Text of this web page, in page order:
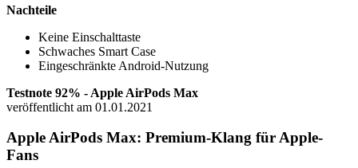
Nachteile
Keine Einschalttaste
Schwaches Smart Case
Eingeschränkte Android-Nutzung
Testnote 92% - Apple AirPods Max
veröffentlicht am 01.01.2021
Apple AirPods Max: Premium-Klang für Apple-
Fans